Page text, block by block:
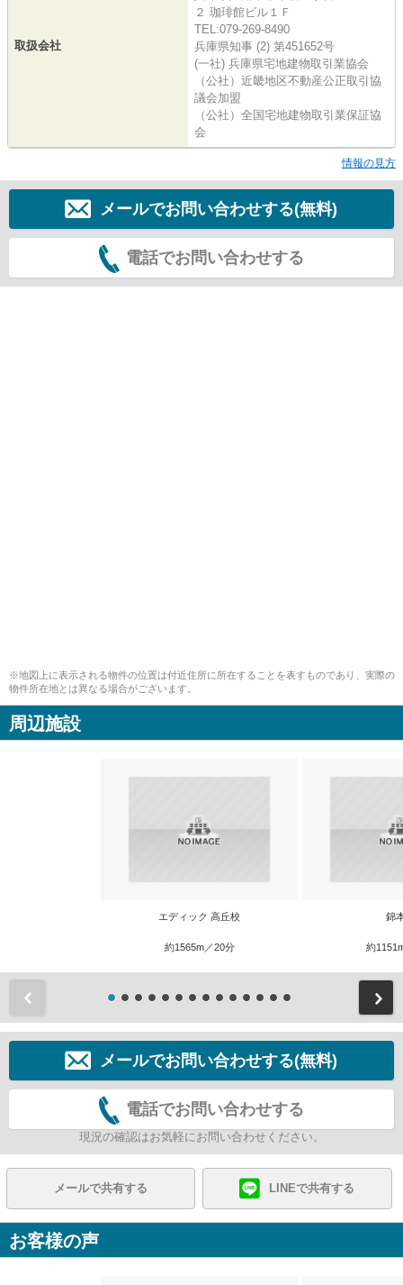
取扱会社
２ 珈琲館ビル１Ｆ
TEL:079-269-8490
兵庫県知事 (2) 第451652号
(一社) 兵庫県宅地建物取引業協会
（公社）近畿地区不動産公正取引協
議会加盟
（公社）全国宅地建物取引業保証協
会
情報の見方
メールでお問い合わせする(無料)
電話でお問い合わせする
※地図上に表示される物件の位置は付近住所に所在することを表すものであり、実際の
物件所在地とは異なる場合がございます。
周辺施設
エディック 高丘校
約1565m／20分
錦
約
メールでお問い合わせする(無料)
電話でお問い合わせする
現況の確認はお気軽にお問い合わせください。
メールで共有する LINEで共有する
お客様の声